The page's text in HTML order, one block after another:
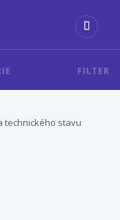
FILTER
technického stavu